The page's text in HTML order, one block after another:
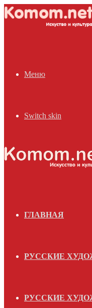
Меню
Switch skin
ГЛАВНАЯ
РУССКИЕ
РУССКИЕ